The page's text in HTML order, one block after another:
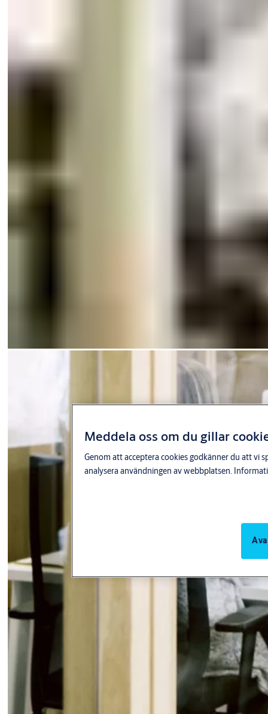
Meddela oss om du gillar
Genom att acceptera cookies godkänner du att vi
analysera användningen av webbplatsen.